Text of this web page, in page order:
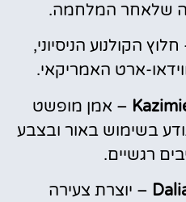
שלאחר המלחמה.
הקולנוע הניסיוני,
ארט האמריקאי.
– אמן מופשט
בשימוש באור ובצבע
רגשיים.
– יוצרת צעירה